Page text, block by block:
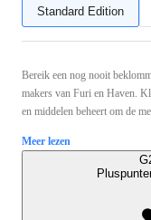
Standard Edition
Bereik een nog nooit
makers van Furi en Haven.
en middelen beheert om de
Meer lezen